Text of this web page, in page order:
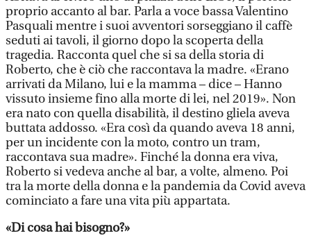
proprio accanto al bar. Parla a voce bassa Valentino
Pasquali mentre i suoi avventori sorseggiano il caffè
seduti ai tavoli, il giorno dopo la scoperta della
tragedia. Racconta quel che si sa della storia di
Roberto, che è ciò che raccontava la madre. «Erano
arrivati da Milano, lui e la mamma – dice – Hanno
vissuto insieme fino alla morte di lei, nel 2019». Non
era nato con quella disabilità, il destino gliela aveva
buttata addosso. «Era così da quando aveva 18 anni,
per un incidente con la moto, contro un tram,
raccontava sua madre». Finché la donna era viva,
Roberto si vedeva anche al bar, a volte, almeno. Poi
tra la morte della donna e la pandemia da Covid aveva
cominciato a fare una vita più appartata.
«Di cosa hai bisogno?»